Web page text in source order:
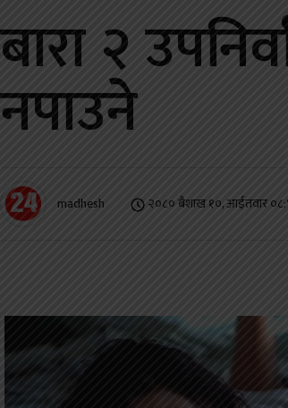
बारा २
नपाउने
madhesh २०८० बैशाख १०, आईतवार